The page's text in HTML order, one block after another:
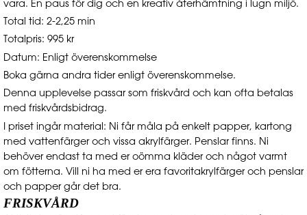
vara. En paus för dig och en kreativ återhämtning i lugn miljö.
Total tid: 2-2,25 min
Totalpris: 995 kr
Datum: Enligt överenskommelse
Boka gärna andra tider enligt överenskommelse.
Denna upplevelse passar som friskvård och kan ofta betalas
med friskvårdsbidrag.
I priset ingår material: Ni får måla på enkelt papper, kartong
med vattenfärger och vissa akrylfärger. Penslar finns. Ni
behöver endast ta med er oömma kläder och något varmt
om fötterna. Vill ni ha med er era favoritakrylfärger och penslar
och papper går det bra.
FRISKVÅRD